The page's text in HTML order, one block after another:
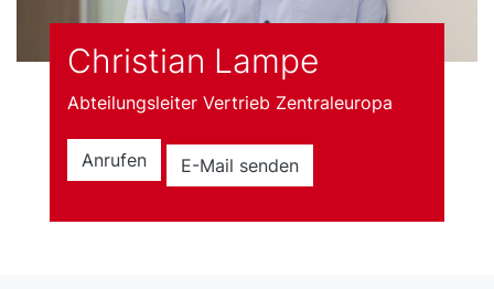
Christian Lampe
Abteilungsleiter Vertrieb Zentraleuropa
Anrufen E-Mail senden